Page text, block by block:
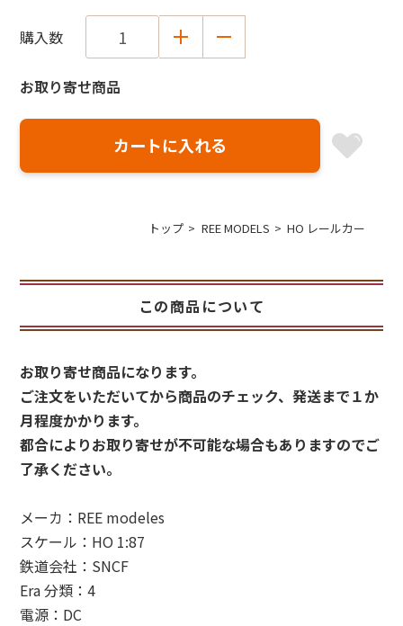
購入数
お取り寄せ商品
トップ REE MODELS HO レールカー
この商品について
お取り寄せ商品になります。
ご注文をいただいてから商品のチェック、発送まで１か
月程度かかります。
都合によりお取り寄せが不可能な場合もありますのでご
了承ください。
メーカ：REE modeles
スケール：HO 1:87
鉄道会社：SNCF
Era 分類：4
電源：DC